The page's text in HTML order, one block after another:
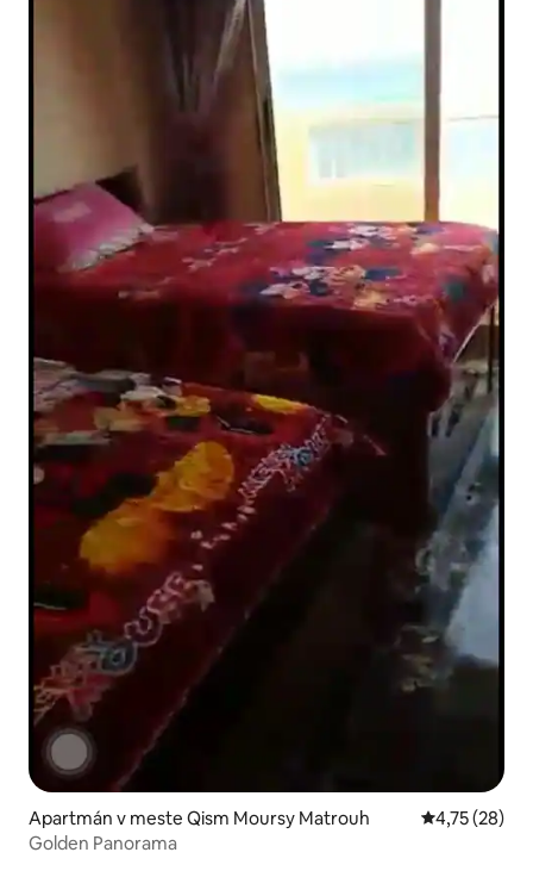
Apartmán v meste Qism Moursy Matrouh Priemerné
4,75 (28)
Golden Panorama